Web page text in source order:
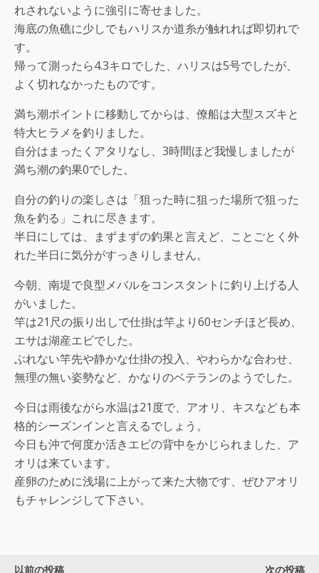
れされないように強引に寄せました。
海底の魚礁に少しでもハリスか道糸が触れれば即切れで
す。
帰って測ったら4.3キロでした、ハリスは5号でしたが、
よく切れなかったものです。
満ち潮ポイントに移動してからは、僚船は大型スズキと
特大ヒラメを釣りました。
自分はまったくアタリなし、3時間ほど我慢しましたが
満ち潮の釣果0でした。
自分の釣りの楽しさは「狙った時に狙った場所で狙った
魚を釣る」これに尽きます。
半日にしては、まずまずの釣果と言えど、ことごとく外
れた半日に気分がすっきりしません。
今朝、南堤で良型メバルをコンスタントに釣り上げる人
がいました。
竿は21尺の振り出しで仕掛は竿より60センチほど長め、
エサは湖産エビでした。
ぶれない竿先や静かな仕掛の投入、やわらかな合わせ、
無理の無い姿勢など、かなりのベテランのようでした。
今日は雨後ながら水温は21度で、アオリ、キスなども本
格的シーズンインと言えるでしょう。
今日も沖で何度か活きエビの背中をかじられました、ア
オリは来ています。
産卵のために浅場に上がって来た大物です、ぜひアオリ
もチャレンジして下さい。
以前の投稿 次の投稿